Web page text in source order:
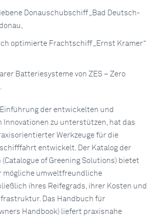
Donauschubschiff „Bad Deutsch-
optimierte Frachtschiff „Ernst Kramer“
Batteriesysteme von ZES – Zero
der entwickelten und
Innovationen zu unterstützen, hat das
Werkzeuge für die
entwickelt. Der Katalog der
of Greening Solutions) bietet
mögliche umweltfreundliche
ihres Reifegrads, ihrer Kosten und
Das Handbuch für
Handbook) liefert praxisnahe